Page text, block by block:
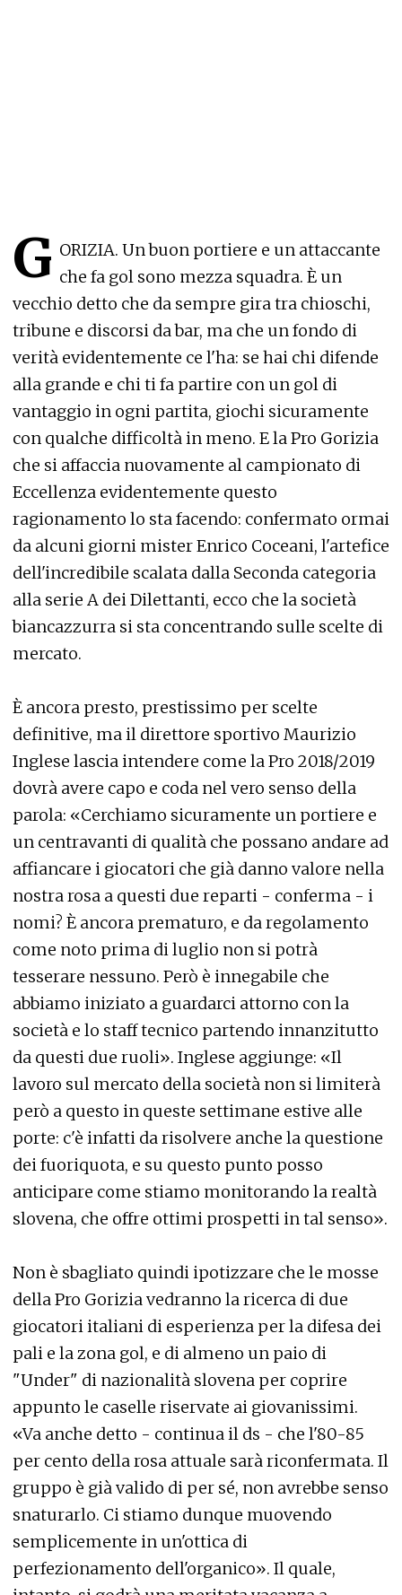
G ORIZIA. Un buon portiere e un attaccante
che fa gol sono mezza squadra. È un
vecchio detto che da sempre gira tra chioschi,
tribune e discorsi da bar, ma che un fondo di
verità evidentemente ce l'ha: se hai chi difende
alla grande e chi ti fa partire con un gol di
vantaggio in ogni partita, giochi sicuramente
con qualche difficoltà in meno. E la Pro Gorizia
che si affaccia nuovamente al campionato di
Eccellenza evidentemente questo
ragionamento lo sta facendo: confermato ormai
da alcuni giorni mister Enrico Coceani, l'artefice
dell'incredibile scalata dalla Seconda categoria
alla serie A dei Dilettanti, ecco che la società
biancazzurra si sta concentrando sulle scelte di
mercato.
È ancora presto, prestissimo per scelte
definitive, ma il direttore sportivo Maurizio
Inglese lascia intendere come la Pro 2018/2019
dovrà avere capo e coda nel vero senso della
parola: «Cerchiamo sicuramente un portiere e
un centravanti di qualità che possano andare ad
affiancare i giocatori che già danno valore nella
nostra rosa a questi due reparti - conferma - i
nomi? È ancora prematuro, e da regolamento
come noto prima di luglio non si potrà
tesserare nessuno. Però è innegabile che
abbiamo iniziato a guardarci attorno con la
società e lo staff tecnico partendo innanzitutto
da questi due ruoli». Inglese aggiunge: «Il
lavoro sul mercato della società non si limiterà
però a questo in queste settimane estive alle
porte: c'è infatti da risolvere anche la questione
dei fuoriquota, e su questo punto posso
anticipare come stiamo monitorando la realtà
slovena, che offre ottimi prospetti in tal senso».
Non è sbagliato quindi ipotizzare che le mosse
della Pro Gorizia vedranno la ricerca di due
giocatori italiani di esperienza per la difesa dei
pali e la zona gol, e di almeno un paio di
"Under" di nazionalità slovena per coprire
appunto le caselle riservate ai giovanissimi.
«Va anche detto - continua il ds - che l'80-85
per cento della rosa attuale sarà riconfermata. Il
gruppo è già valido di per sé, non avrebbe senso
snaturarlo. Ci stiamo dunque muovendo
semplicemente in un'ottica di
perfezionamento dell'organico». Il quale,